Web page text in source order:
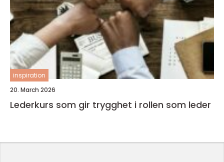
inspiration
20. March 2026
Lederkurs som gir trygghet i rollen som leder